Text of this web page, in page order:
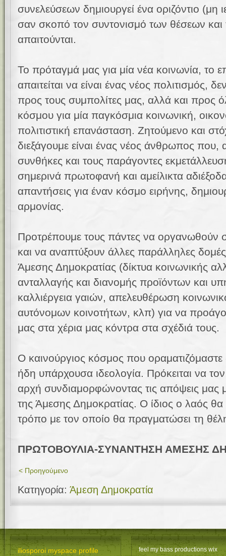
συνελεύσεων δημιουργεί ένα οριζόντιο (μη
σαν σκοπό τον συντονισμό των θέσεων
απαιτούνται.
Το πρόταγμά μας για μία νέα κοινωνία, το
απαιτείται να είναι ένας νέος πολιτισμός,
προς τους συμπολίτες μας, αλλά και προς
κόσμου για μία παγκόσμια κοινωνική,
πολιτιστική επανάσταση. Ζητούμενο και
διεξάγουμε είναι ένας νέος άνθρωπος που,
συνθήκες και τους παράγοντες
σημερινά πρωτοφανή και αμείλικτα
απαντήσεις για έναν κόσμο ειρήνης,
αρμονίας.
Προτρέπουμε τους πάντες να οργανωθούν
και να αναπτύξουν άλλες παράλληλες
Άμεσης Δημοκρατίας (δίκτυα κοινωνικής
ανταλλαγής και διανομής προϊόντων και
καλλιέργεια γαιών, απελευθέρωση
αυτόνομων κοινοτήτων, κλπ) για να
μας στα χέρια μας κόντρα στα σχέδιά τους.
Ο καινούργιος κόσμος που οραματιζόμαστε
ήδη υπάρχουσα ιδεολογία. Πρόκειται να
αρχή συνδιαμορφώνοντας τις απόψεις μας
της Άμεσης Δημοκρατίας. Ο ίδιος ο λαός θα
τρόπο με τον οποίο θα πραγματώσει τη
ΠΡΩΤΟΒΟΥΛΙΑ-ΣΥΝΑΝΤΗΣΗ ΑΜΕΣΗΣ
< Προηγούμενο
Κατηγορία: Άμεση Δημοκρατία
iliosporoi myspace profile
feel my bass productions wix